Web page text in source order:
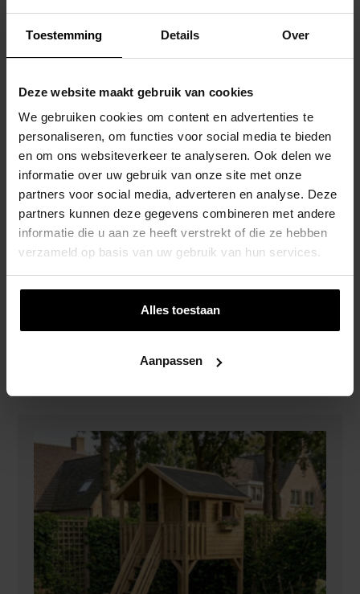
Toestemming Details Over
Deze website maakt gebruik van cookies
We gebruiken cookies om content en advertenties te
personaliseren, om functies voor social media te bieden
en om ons websiteverkeer te analyseren. Ook delen we
informatie over uw gebruik van onze site met onze
partners voor social media, adverteren en analyse. Deze
partners kunnen deze gegevens combineren met andere
informatie die u aan ze heeft verstrekt of die ze hebben
verzameld op basis van uw gebruik van hun services.
Alles toestaan
Aanpassen
Houten Speelhuis Saloon Op Platform
Uitbreidbaar Met Glijbaan En